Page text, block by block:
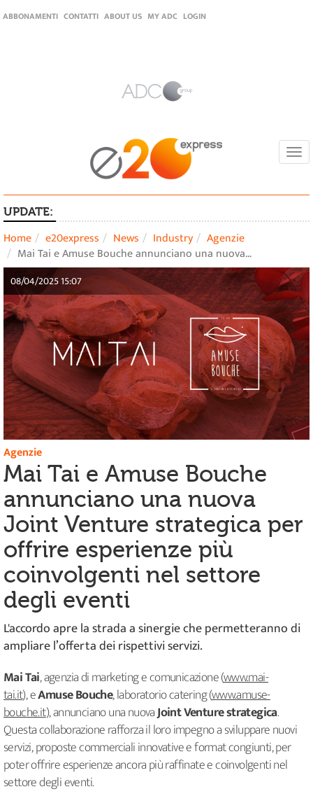
ABBONAMENTI CONTATTI ABOUT US MY ADC LOGIN
UPDATE:
Home e20express News Industry
Agenzie
Mai Tai e Amuse Bouche annunciano una nuova…
08/04/2025 15:07
Agenzie
Mai Tai e Amuse Bouche
annunciano una nuova
Joint Venture strategica per
offrire esperienze più
coinvolgenti nel settore
degli eventi
L'accordo apre la strada a sinergie che permetteranno di
ampliare l’offerta dei rispettivi servizi.
Mai Tai, agenzia di marketing e comunicazione (www.mai-
tai.it), eAmuse Bouche, laboratorio catering (www.amuse-
bouche.it), annunciano una nuovaJoint Venture strategica.
Questa collaborazione rafforza il loro impegno a sviluppare nuovi
servizi, proposte commerciali innovative e format congiunti, per
poter offrire esperienze ancora più raffinate e coinvolgenti nel
settore degli eventi.